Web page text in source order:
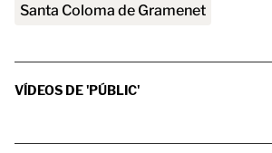
Santa Coloma de Gramenet
VÍDEOS DE 'PÚBLIC'